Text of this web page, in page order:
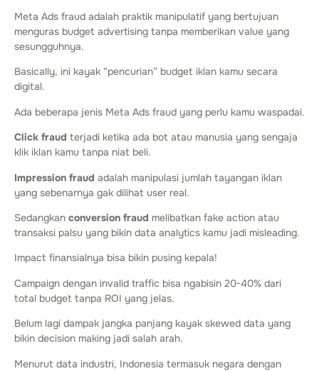
Meta Ads fraud adalah praktik manipulatif yang bertujuan
menguras budget advertising tanpa memberikan value yang
sesungguhnya.
Basically, ini kayak “pencurian” budget iklan kamu secara
digital.
Ada beberapa jenis Meta Ads fraud yang perlu kamu waspadai.
Click fraud terjadi ketika ada bot atau manusia yang sengaja
klik iklan kamu tanpa niat beli.
Impression fraud adalah manipulasi jumlah tayangan iklan
yang sebenarnya gak dilihat user real.
Sedangkan conversion fraud melibatkan fake action atau
transaksi palsu yang bikin data analytics kamu jadi misleading.
Impact finansialnya bisa bikin pusing kepala!
Campaign dengan invalid traffic bisa ngabisin 20-40% dari
total budget tanpa ROI yang jelas.
Belum lagi dampak jangka panjang kayak skewed data yang
bikin decision making jadi salah arah.
Menurut data industri, Indonesia termasuk negara dengan